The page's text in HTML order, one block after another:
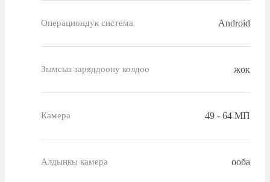
Операциондук система Android
Зымсыз заряддоону колдоо жок
Камера 49 - 64 МП
Алдыңкы камера ооба